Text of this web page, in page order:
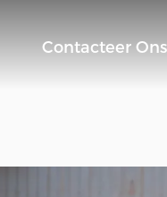
Contacteer Ons